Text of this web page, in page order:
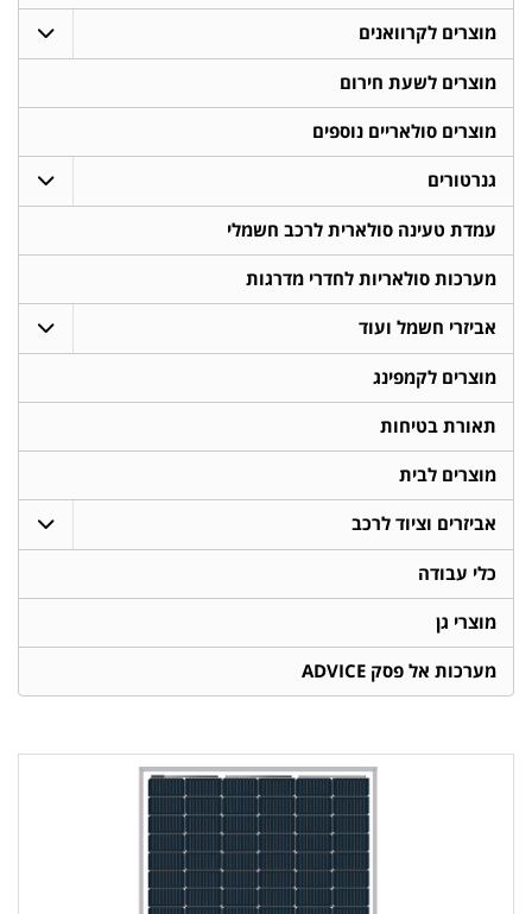
מוצרים לקרוואנים
מוצרים לשעת חירום
מוצרים סולאריים נוספים
גנרטורים
עמדת טעינה סולארית לרכב חשמלי
מערכות סולאריות לחדרי מדרגות
אביזרי חשמל ועוד
מוצרים לקמפינג
תאורת בטיחות
מוצרים לבית
אביזרים וציוד לרכב
כלי עבודה
מוצרי גן
מערכות אל פסק ADVICE